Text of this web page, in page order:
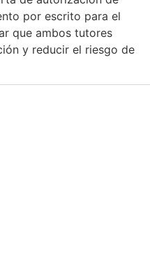
por escrito para el
que ambos tutores
y reducir el riesgo de